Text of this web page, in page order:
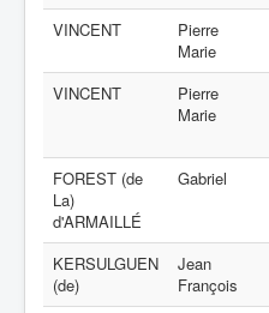
VINCENT
Pierre
Marie
VINCENT
Pierre
Marie
FOREST (de
La)
d'ARMAILLÉ
Gabriel
KERSULGUEN
(de)
Jean
François